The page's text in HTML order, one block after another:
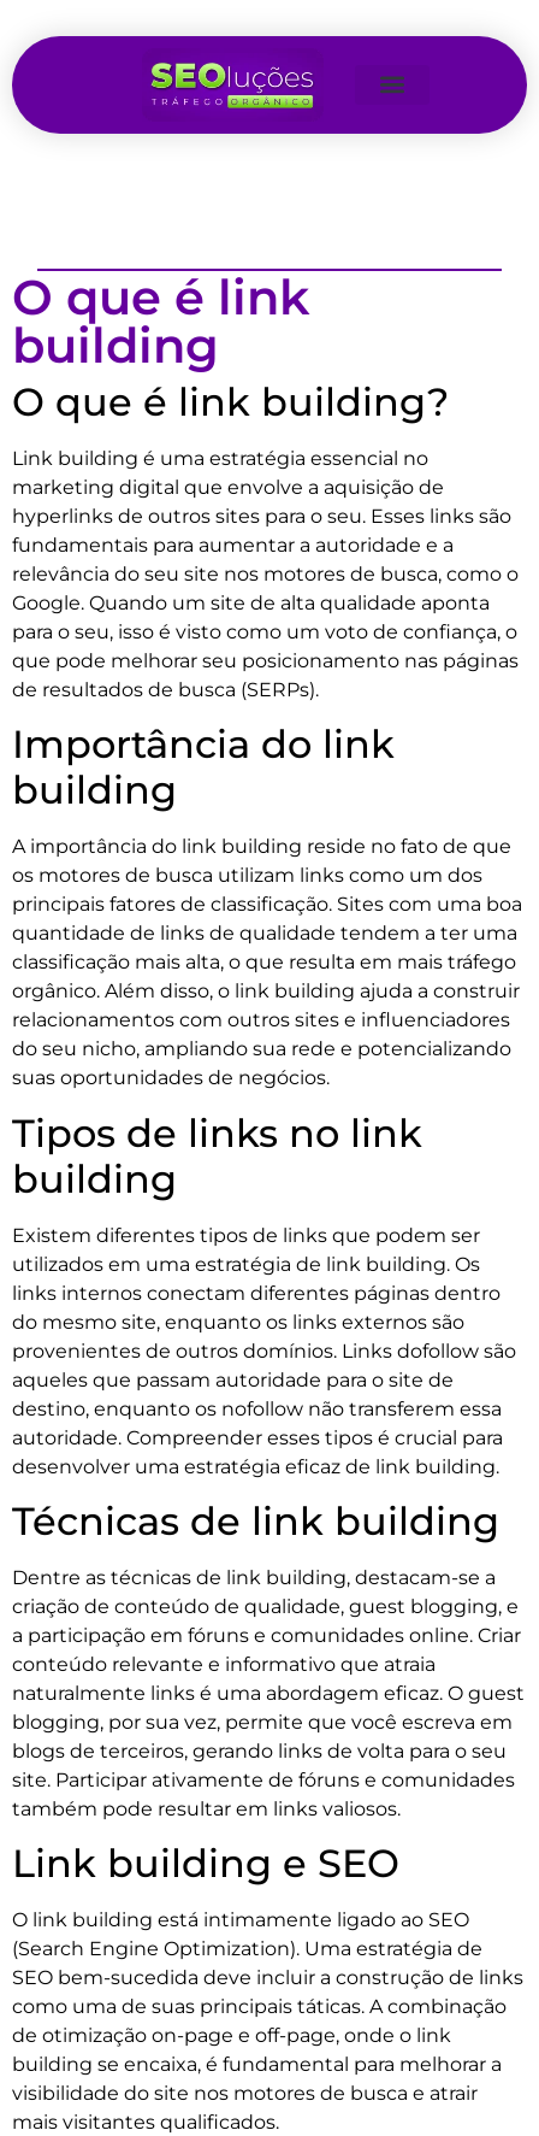
O que é link
building
O que é link building?
Link building é uma estratégia essencial no
marketing digital que envolve a aquisição de
hyperlinks de outros sites para o seu. Esses links são
fundamentais para aumentar a autoridade e a
relevância do seu site nos motores de busca, como o
Google. Quando um site de alta qualidade aponta
para o seu, isso é visto como um voto de confiança, o
que pode melhorar seu posicionamento nas páginas
de resultados de busca (SERPs).
Importância do link
building
A importância do link building reside no fato de que
os motores de busca utilizam links como um dos
principais fatores de classificação. Sites com uma boa
quantidade de links de qualidade tendem a ter uma
classificação mais alta, o que resulta em mais tráfego
orgânico. Além disso, o link building ajuda a construir
relacionamentos com outros sites e influenciadores
do seu nicho, ampliando sua rede e potencializando
suas oportunidades de negócios.
Tipos de links no link
building
Existem diferentes tipos de links que podem ser
utilizados em uma estratégia de link building. Os
links internos conectam diferentes páginas dentro
do mesmo site, enquanto os links externos são
provenientes de outros domínios. Links dofollow são
aqueles que passam autoridade para o site de
destino, enquanto os nofollow não transferem essa
autoridade. Compreender esses tipos é crucial para
desenvolver uma estratégia eficaz de link building.
Técnicas de link building
Dentre as técnicas de link building, destacam-se a
criação de conteúdo de qualidade, guest blogging, e
a participação em fóruns e comunidades online. Criar
conteúdo relevante e informativo que atraia
naturalmente links é uma abordagem eficaz. O guest
blogging, por sua vez, permite que você escreva em
blogs de terceiros, gerando links de volta para o seu
site. Participar ativamente de fóruns e comunidades
também pode resultar em links valiosos.
Link building e SEO
O link building está intimamente ligado ao SEO
(Search Engine Optimization). Uma estratégia de
SEO bem-sucedida deve incluir a construção de links
como uma de suas principais táticas. A combinação
de otimização on-page e off-page, onde o link
building se encaixa, é fundamental para melhorar a
visibilidade do site nos motores de busca e atrair
mais visitantes qualificados.